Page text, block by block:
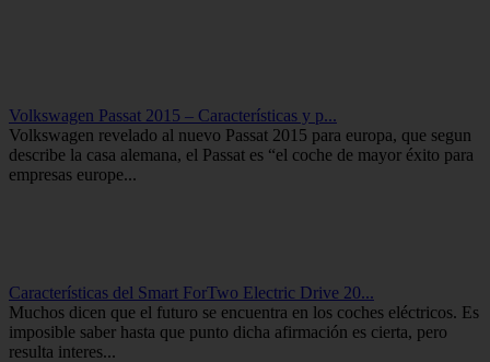
Volkswagen Passat 2015 – Características y p...
Volkswagen revelado al nuevo Passat 2015 para europa, que segun
describe la casa alemana, el Passat es “el coche de mayor éxito para
empresas europe...
Características del Smart ForTwo Electric Drive 20...
Muchos dicen que el futuro se encuentra en los coches eléctricos. Es
imposible saber hasta que punto dicha afirmación es cierta, pero
resulta interes...